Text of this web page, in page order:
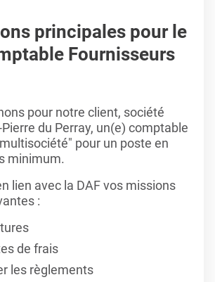
principales pour le
Fournisseurs
pour notre client, société
du Perray, un(e) comptable
pour un poste en
minimum.
lien avec la DAF vos missions
:
de frais
les règlements